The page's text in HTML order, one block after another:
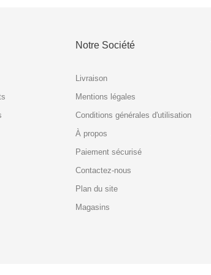
Notre Société
Livraison
Mentions légales
Conditions générales d'utilisation
À propos
Paiement sécurisé
Contactez-nous
Plan du site
Magasins